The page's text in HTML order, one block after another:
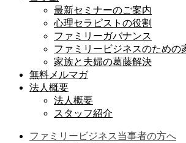
最新セミナーのご案内
心理セラピストの役割
ファミリーガバナンス
ファミリービジネスのための
家族と夫婦の葛藤解決
無料メルマガ
法人概要
法人概要
スタッフ紹介
ファミリービジネス当事者の方へ